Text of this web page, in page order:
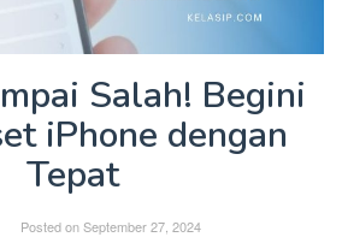
Salah! Begini
iPhone dengan
Tepat
Posted onSeptember 27, 2024